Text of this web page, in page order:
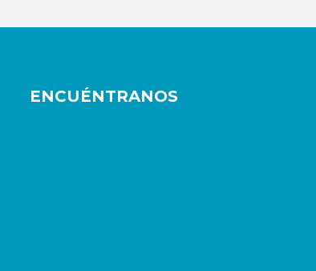
ENCUÉNTRANOS